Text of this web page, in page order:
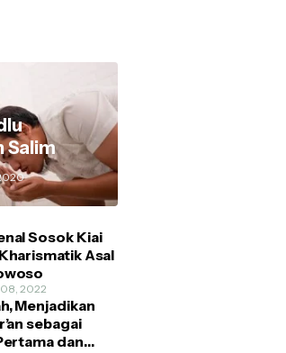
Salim
Sosok Kiai
Asal
2022
Menjadikan
sebagai
dan